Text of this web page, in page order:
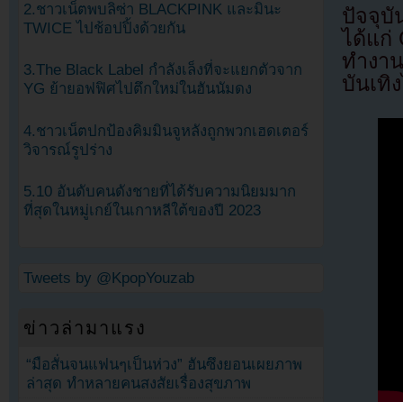
ปัจจุบั
ได้แก่
ทำงา
บันเทิ
2.ชาวเน็ตพบลิซ่า BLACKPINK และมินะ
TWICE ไปช้อปปิ้งด้วยกัน
3.The Black Label กำลังเล็งที่จะแยกตัวจาก
YG ย้ายอฟฟิศไปตึกใหม่ในฮันนัมดง
4.ชาวเน็ตปกป้องคิมมินจูหลังถูกพวกเฮดเตอร์
วิจารณ์รูปร่าง
5.10 อันดับคนดังชายที่ได้รับความนิยมมาก
ที่สุดในหมู่เกย์ในเกาหลีใต้ของปี 2023
Tweets by @KpopYouzab
ข่าวล่ามาแรง
“มือสั่นจนแฟนๆเป็นห่วง” ฮันซึงยอนเผยภาพ
ล่าสุด ทำหลายคนสงสัยเรื่องสุขภาพ